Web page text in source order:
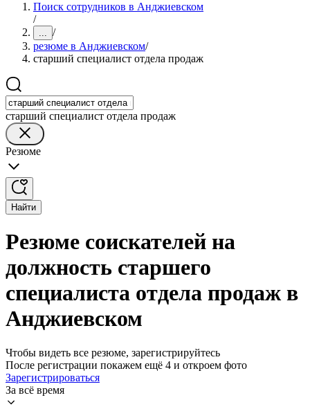
Поиск сотрудников в Анджиевском
/
... /
резюме в Анджиевском/
старший специалист отдела продаж
старший специалист отдела продаж
Резюме
Найти
Резюме соискателей на
должность старшего
специалиста отдела продаж в
Анджиевском
Чтобы видеть все резюме, зарегистрируйтесь
После регистрации покажем ещё 4 и откроем фото
Зарегистрироваться
За всё время